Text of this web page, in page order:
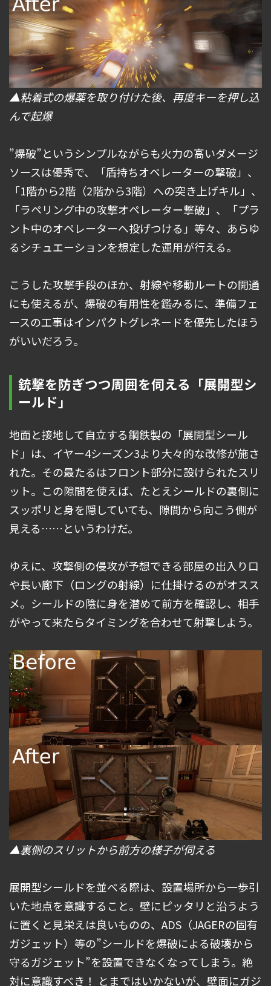
▲粘着式の爆薬を取り付けた後、再度キーを押し込
んで起爆
”爆破”というシンプルながらも火力の高いダメージ
ソースは優秀で、「盾持ちオペレーターの撃破」、
「1階から2階（2階から3階）への突き上げキル」、
「ラペリング中の攻撃オペレーター撃破」、「プラ
ント中のオペレーターへ投げつける」等々、あらゆ
るシチュエーションを想定した運用が行える。
こうした攻撃手段のほか、射線や移動ルートの開通
にも使えるが、爆破の有用性を鑑みるに、準備フェ
ースの工事はインパクトグレネードを優先したほう
がいいだろう。
銃撃を防ぎつつ周囲を伺える「展開型シ
ールド」
地面と接地して自立する鋼鉄製の「展開型シール
ド」は、イヤー4シーズン3より大々的な改修が施さ
れた。その最たるはフロント部分に設けられたスリ
ット。この隙間を使えば、たとえシールドの裏側に
スッポリと身を隠していても、隙間から向こう側が
見える……というわけだ。
ゆえに、攻撃側の侵攻が予想できる部屋の出入り口
や長い廊下（ロングの射線）に仕掛けるのがオスス
メ。シールドの陰に身を潜めて前方を確認し、相手
がやって来たらタイミングを合わせて射撃しよう。
▲裏側のスリットから前方の様子が伺える
展開型シールドを並べる際は、設置場所から一歩引
いた地点を意識すること。壁にピッタリと沿うよう
に置くと見栄えは良いものの、ADS（JAGERの固有
ガジェット）等の”シールドを爆破による破壊から
守るガジェット”を設置できなくなってしまう。絶
対に意識すべき！ とまではいかないが、壁面にガジ